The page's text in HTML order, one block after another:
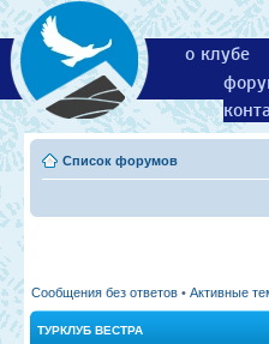
о клубе
Список форумов
Сообщения без ответов • Активные
ТУРКЛУБ ВЕСТРА